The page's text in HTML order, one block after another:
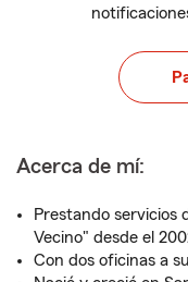
Acerca de mí:
Prestando servicios
Vecino" desde el
Con dos oficinas a